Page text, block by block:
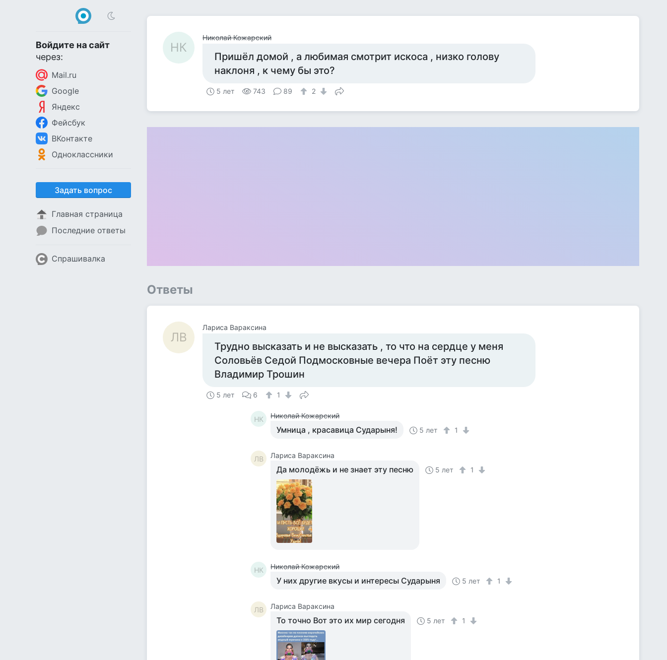
Войдите на сайт
через:
Mail.ru
Google
Яндекс
Фейсбук
ВКонтакте
Одноклассники
Задать вопрос
Главная страница
Последние ответы
Спрашивалка
НК
Николай Кожарский
Пришёл домой , а любимая смотрит искоса , низко голову
наклоня , к чему бы это?
5 лет 743 89 2
Ответы
ЛВ
Лариса Вараксина
Трудно высказать и не высказать , то что на сердце у меня
Соловьёв Седой Подмосковные вечера Поёт эту песню
Владимир Трошин
5 лет 6 1
НК Николай Кожарский
Умница , красавица Сударыня! 5 лет 1
ЛВ Лариса Вараксина
Да молодёжь и не знает эту песню 5 лет 1
НК Николай Кожарский
У них другие вкусы и интересы Сударыня 5 лет 1
ЛВ Лариса Вараксина
То точно Вот это их мир сегодня 5 лет 1